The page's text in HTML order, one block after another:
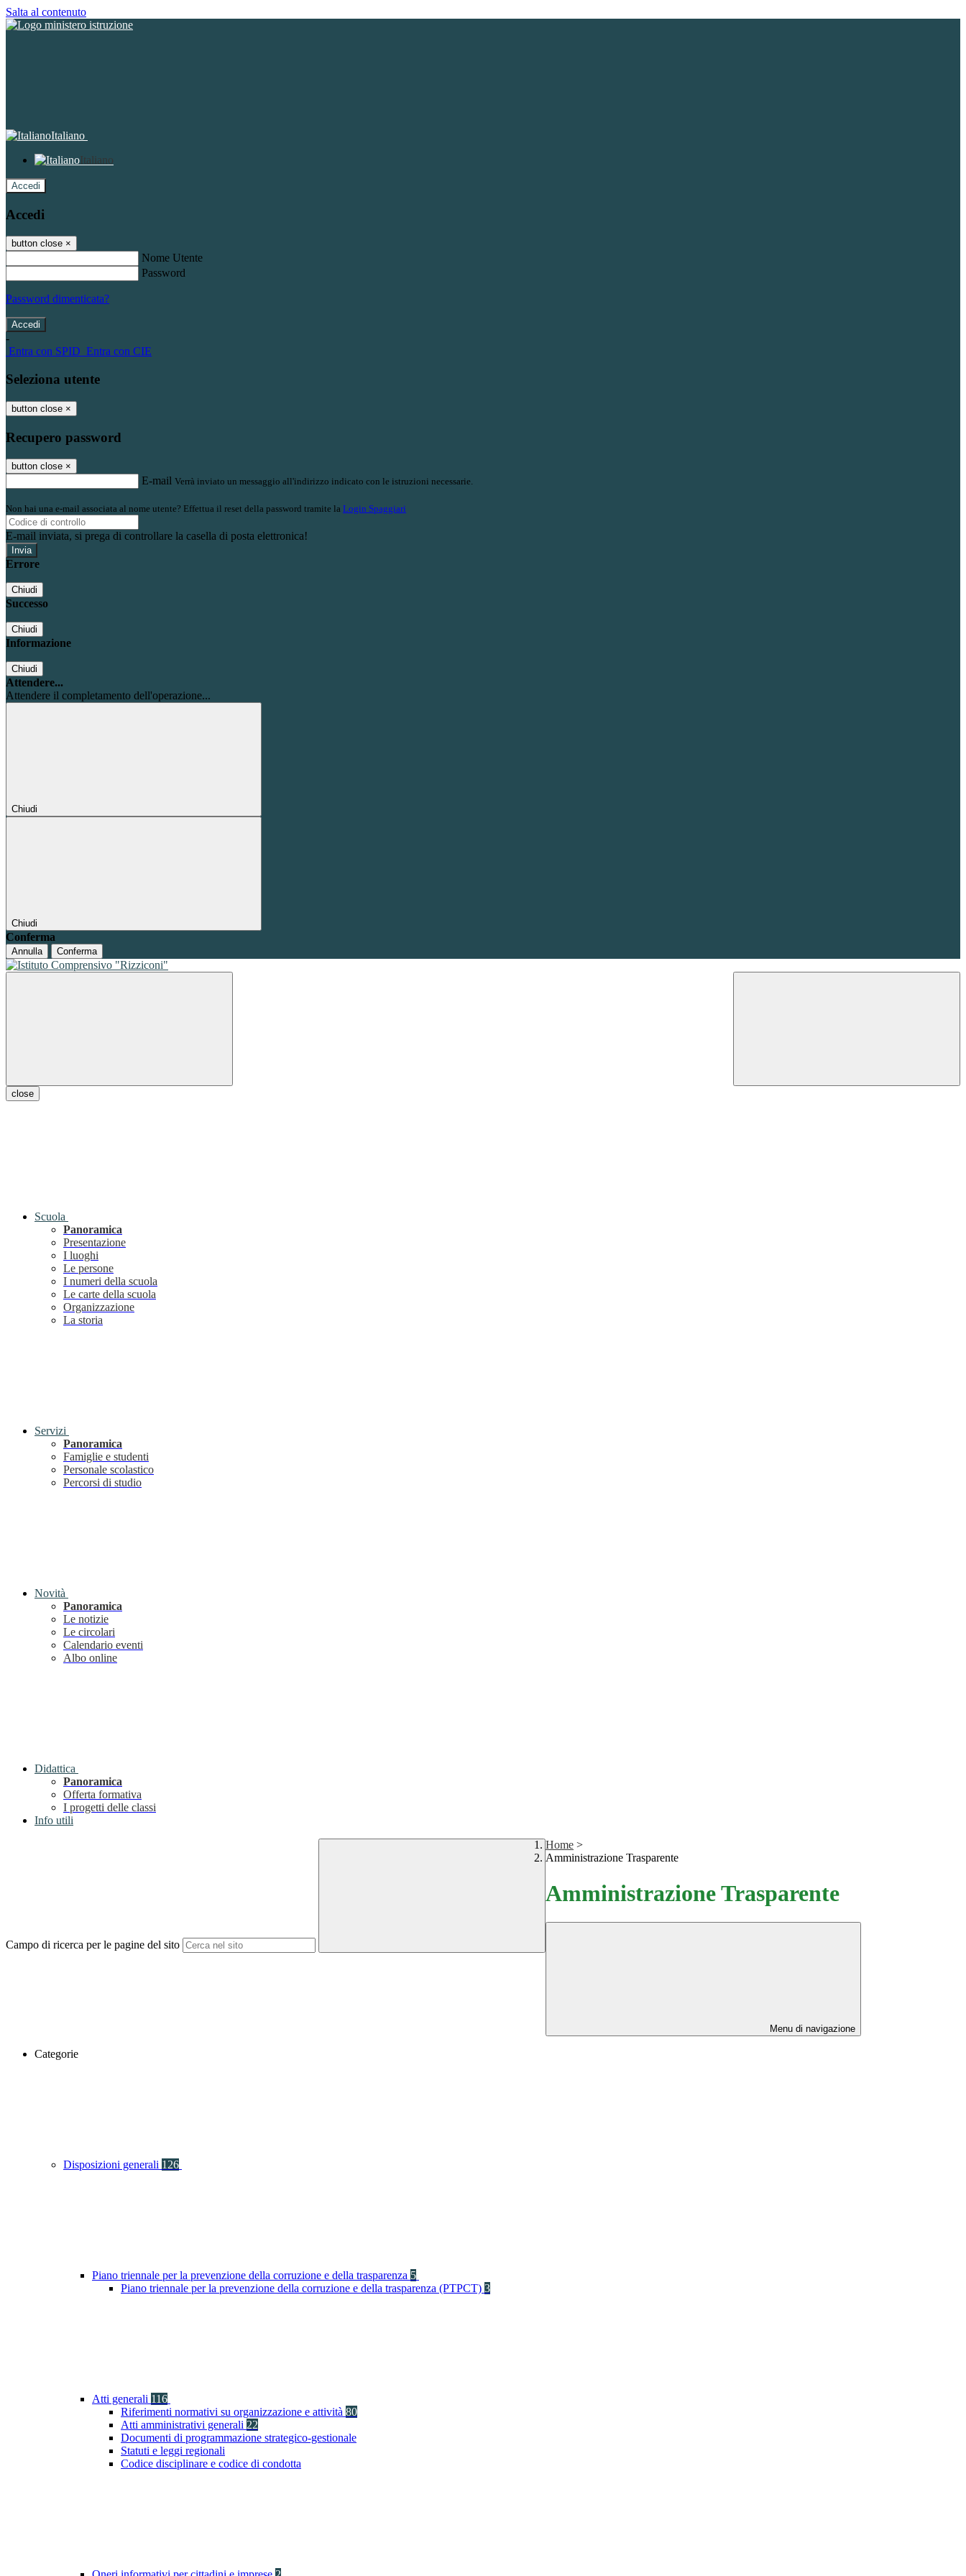
Salta al contenuto
Italiano
Italiano
Accedi
Accedi
button close ×
Nome Utente
Password
Password dimenticata?
-
Entra con SPID Entra con CIE
Seleziona utente
button close ×
Recupero password
button close ×
E-mail Verrà inviato un messaggio all'indirizzo indicato con le istruzioni necessarie.
Non hai una e-mail associata al nome utente? Effettua il reset della password tramite la Login Spaggiari
E-mail inviata, si prega di controllare la casella di posta elettronica!
Errore
Chiudi
Successo
Chiudi
Informazione
Chiudi
Attendere...
Attendere il completamento dell'operazione...
Chiudi
Chiudi
Conferma
Annulla Conferma
close
Scuola
Panoramica
Presentazione
I luoghi
Le persone
I numeri della scuola
Le carte della scuola
Organizzazione
La storia
Servizi
Panoramica
Famiglie e studenti
Personale scolastico
Percorsi di studio
Novità
Panoramica
Le notizie
Le circolari
Calendario eventi
Albo online
Didattica
Panoramica
Offerta formativa
I progetti delle classi
Info utili
Campo di ricerca per le pagine del sito
Home >
Amministrazione Trasparente
Amministrazione Trasparente
Menu di navigazione
Categorie
Disposizioni generali 126
Piano triennale per la prevenzione della corruzione e della trasparenza 5
Piano triennale per la prevenzione della corruzione e della trasparenza (PTPCT) 3
Atti generali 116
Riferimenti normativi su organizzazione e attività 80
Atti amministrativi generali 22
Documenti di programmazione strategico-gestionale
Statuti e leggi regionali
Codice disciplinare e codice di condotta